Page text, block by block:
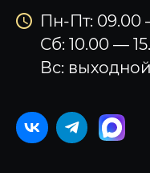
Пн-Пт: 09.00
Сб: 10.00 —
Вс: выходной